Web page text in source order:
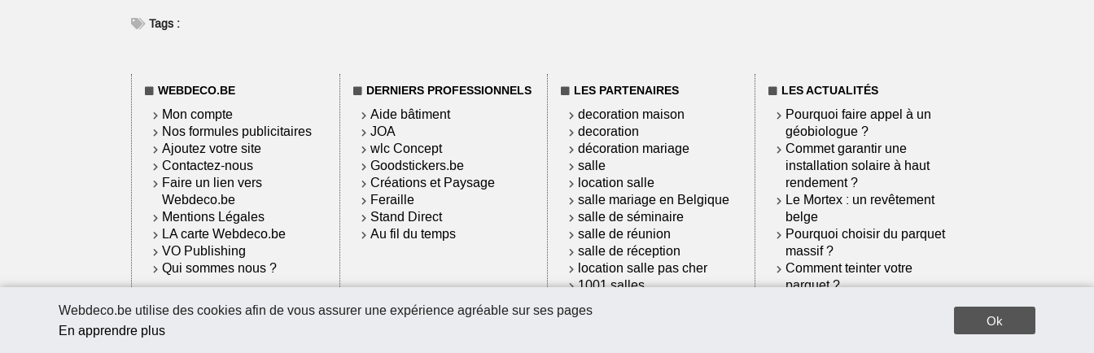
Tags :
Webdeco.be utilise des cookies afin de vous assurer une expérience agréable sur ses pages
En apprendre plus
Ok
WEBDECO.BE
Mon compte
Nos formules publicitaires
Ajoutez votre site
Contactez-nous
Faire un lien vers
Webdeco.be
Mentions Légales
LA carte Webdeco.be
VO Publishing
Qui sommes nous ?
DERNIERS PROFESSIONNELS
Aide bâtiment
JOA
wlc Concept
Goodstickers.be
Créations et Paysage
Feraille
Stand Direct
Au fil du temps
LES PARTENAIRES
decoration maison
decoration
décoration mariage
salle
location salle
salle mariage en Belgique
salle de séminaire
salle de réunion
salle de réception
location salle pas cher
1001 salles
LES ACTUALITÉS
Pourquoi faire appel à un
géobiologue ?
Commet garantir une
installation solaire à haut
rendement ?
Le Mortex : un revêtement
belge
Pourquoi choisir du parquet
massif ?
Comment teinter votre
parquet ?